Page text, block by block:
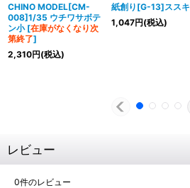
CHINO MODEL[CM-
008]1/35 ウチワサボテ
ン小 [在庫がなくなり次
第終了]
2,310円(税込)
紙創り[G-13]ススキ
1,047円(税込)
レビュー
0件のレビュー